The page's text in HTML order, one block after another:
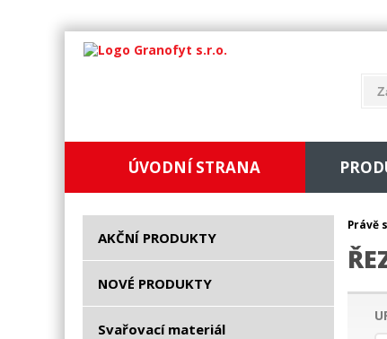
ÚVODNÍ STRANA
AKČNÍ PRODUKTY
NOVÉ PRODUKTY
Svařovací materiál
Právě